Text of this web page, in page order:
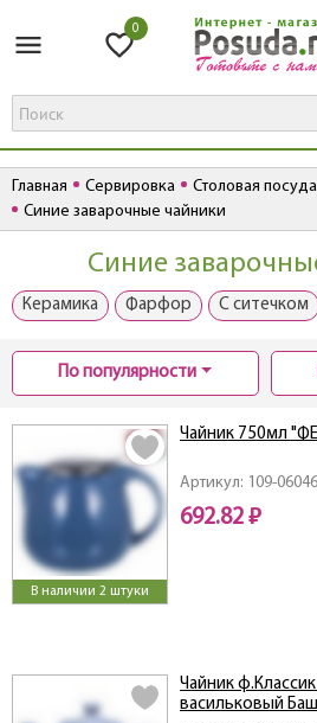
0
Главная Сервировка Столовая посуда
Синие заварочные чайники
Синие
Керамика Фарфор С ситечком
По популярности
В наличии 2 штуки
Артикул: 109-06046
Чайник 750мл
692.82 ₽
Чайник
васильковый